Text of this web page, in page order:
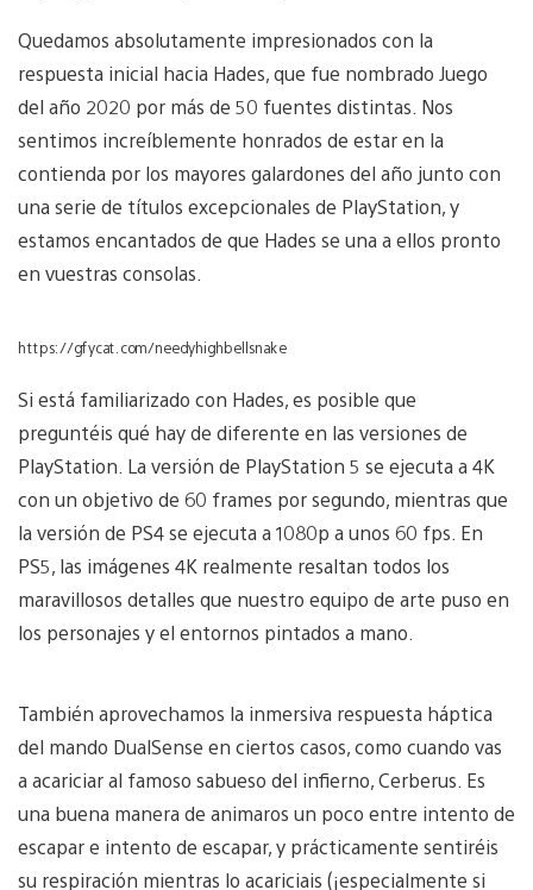
Quedamos absolutamente impresionados con la
respuesta inicial hacia Hades, que fue nombrado Juego
del año 2020 por más de 50 fuentes distintas. Nos
sentimos increíblemente honrados de estar en la
contienda por los mayores galardones del año junto con
una serie de títulos excepcionales de PlayStation, y
estamos encantados de que Hades se una a ellos pronto
en vuestras consolas.
https://gfycat.com/needyhighbellsnake
Si está familiarizado con Hades, es posible que
preguntéis qué hay de diferente en las versiones de
PlayStation. La versión de PlayStation 5 se ejecuta a 4K
con un objetivo de 60 frames por segundo, mientras que
la versión de PS4 se ejecuta a 1080p a unos 60 fps. En
PS5, las imágenes 4K realmente resaltan todos los
maravillosos detalles que nuestro equipo de arte puso en
los personajes y el entornos pintados a mano.
También aprovechamos la inmersiva respuesta háptica
del mando DualSense en ciertos casos, como cuando vas
a acariciar al famoso sabueso del infierno, Cerberus. Es
una buena manera de animaros un poco entre intento de
escapar e intento de escapar, y prácticamente sentiréis
su respiración mientras lo acariciais (¡especialmente si